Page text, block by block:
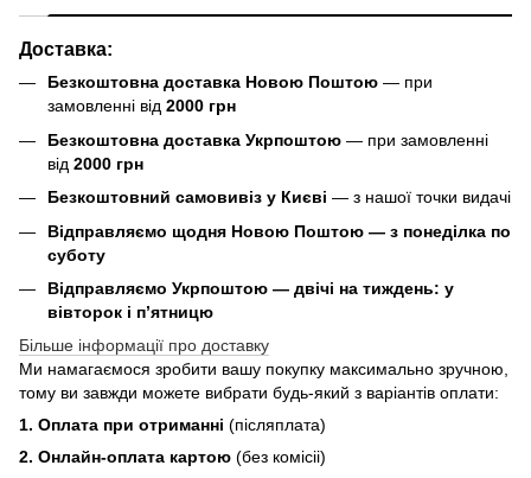
Доставка:
Безкоштовна доставка Новою Поштою — при
замовленні від 2000 грн
Безкоштовна доставка Укрпоштою — при замовленні
від 2000 грн
Безкоштовний самовивіз у Києві — з нашої точки видачі
Відправляємо щодня Новою Поштою — з понеділка по
суботу
Відправляємо Укрпоштою — двічі на тиждень: у
вівторок і п’ятницю
Більше інформації про доставку
Ми намагаємося зробити вашу покупку максимально зручною,
тому ви завжди можете вибрати будь-який з варіантів оплати:
1. Оплата при отриманні (післяплата)
2. Онлайн-оплата картою (без комісіі)